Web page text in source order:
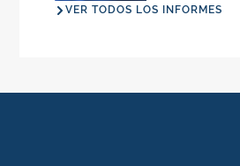
VER TODOS LOS INFORMES